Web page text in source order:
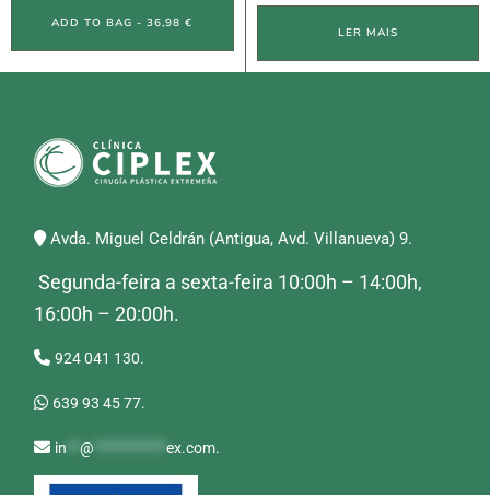
ADD TO BAG - 36,98 €
LER MAIS
Avda. Miguel Celdrán (Antigua, Avd. Villanueva) 9.
Segunda-feira a sexta-feira 10:00h – 14:00h,
16:00h – 20:00h.
924 041 130.
639 93 45 77.
in **@ ***********ex.com.